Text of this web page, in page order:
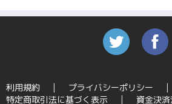
助手!さーて、ちゃち
利用規約
プライバシーポリシー
特定商取引法に基づく表示
資金決